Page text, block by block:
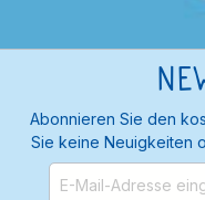
Abonnieren Sie den
Sie keine Neuigkeiten